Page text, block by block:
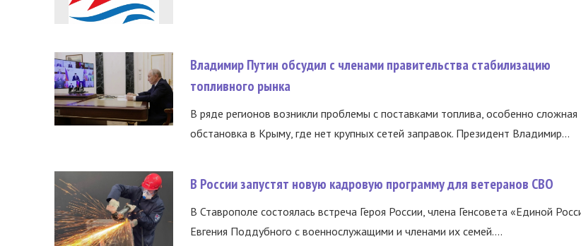
Владимир Путин обсудил с членами правительства стабилизацию
топливного рынка
В ряде регионов возникли проблемы с поставками топлива, особенно сложная
обстановка в Крыму, где нет крупных сетей заправок. Президент Владимир...
В России запустят новую кадровую программу для ветеранов СВО
В Ставрополе состоялась встреча Героя России, члена Генсовета «Единой
Евгения Поддубного с военнослужащими и членами их семей....